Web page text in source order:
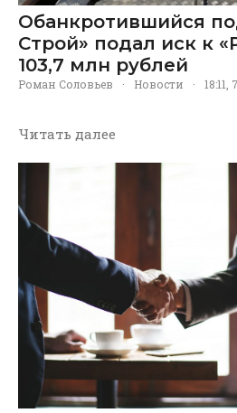
Обанкротившийся
Строй» подал иск к
103,7 млн рублей
Роман Соловьев · Новости · 18:11,
Читать далее